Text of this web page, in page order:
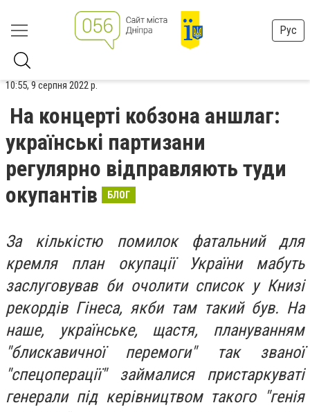
Рус
10:55, 9 серпня 2022 р.
На концерті кобзона аншлаг:
українські партизани
регулярно відправляють туди
окупантів
БЛОГ
За кількістю помилок фатальний для
кремля план окупації України мабуть
заслуговував би очолити список у Книзі
рекордів Гінеса, якби там такий був. На
наше, українське, щастя, плануванням
"блискавичної перемоги" так званої
"спецоперації" займалися пристаркуваті
генерали під керівництвом такого "генія